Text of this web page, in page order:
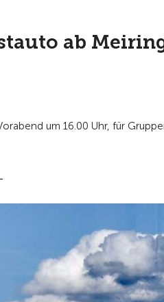
ab
um 16.00 Uhr, für